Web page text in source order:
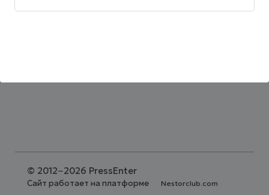
© 2012−2026 PressEnter
Сайт работает на платформе Nestorclub.com